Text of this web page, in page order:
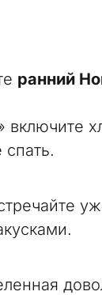
ранний
включите